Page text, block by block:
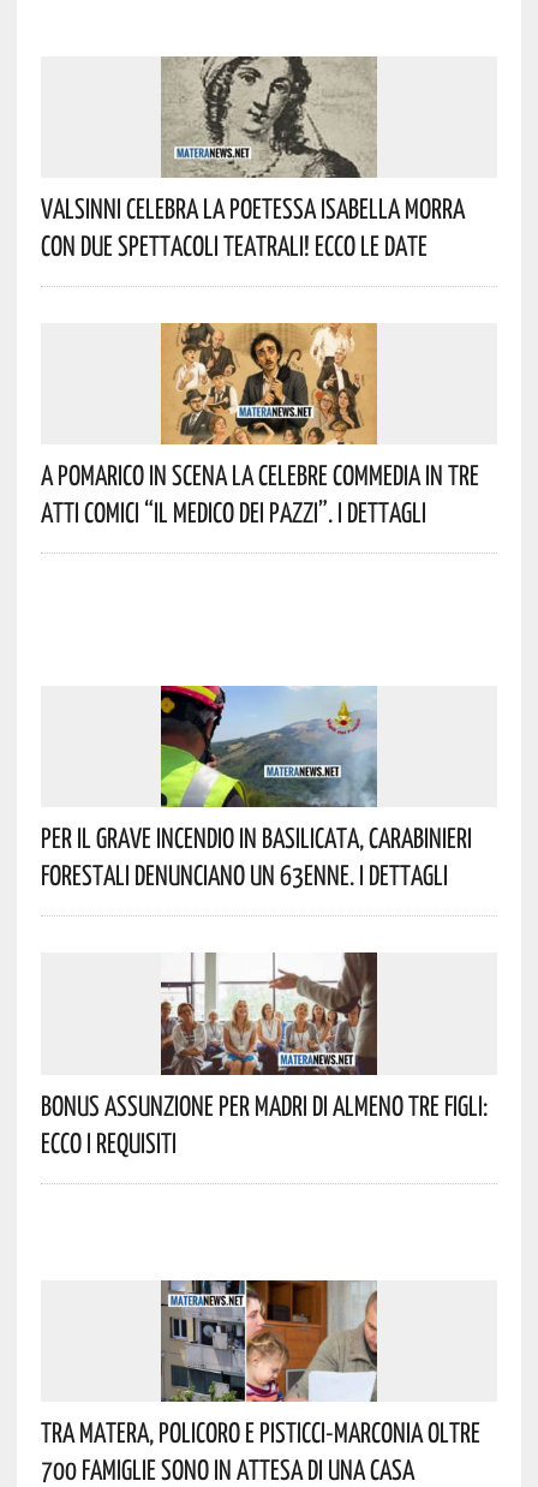
Valsinni Celebra La Poetessa Isabella Morra
Con Due Spettacoli Teatrali! Ecco Le Date
A Pomarico In Scena La Celebre Commedia In Tre
Atti Comici “Il Medico Dei Pazzi”. I Dettagli
Per Il Grave Incendio In Basilicata, Carabinieri
Forestali Denunciano Un 63enne. I Dettagli
Bonus Assunzione Per Madri Di Almeno Tre Figli:
Ecco I Requisiti
Tra Matera, Policoro E Pisticci-Marconia Oltre
700 Famiglie Sono In Attesa Di Una Casa